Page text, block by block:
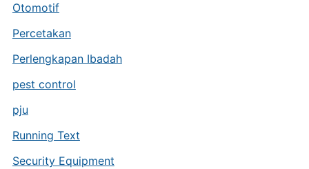
Otomotif
Percetakan
Perlengkapan Ibadah
pest control
pju
Running Text
Security Equipment